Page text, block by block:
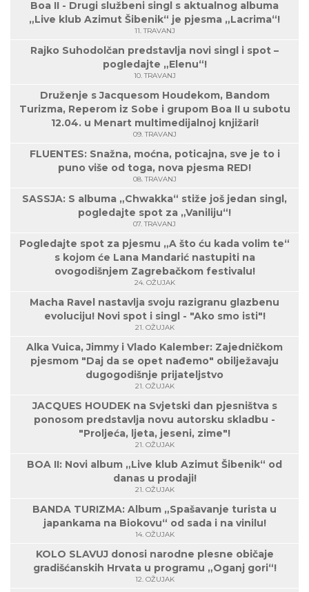
Boa II - Drugi službeni singl s aktualnog albuma
„Live klub Azimut Šibenik“ je pjesma „Lacrima“!
11. TRAVANJ
Rajko Suhodolčan predstavlja novi singl i spot –
pogledajte „Elenu“!
10. TRAVANJ
Druženje s Jacquesom Houdekom, Bandom
Turizma, Reperom iz Sobe i grupom Boa II u subotu
12.04. u Menart multimedijalnoj knjižari!
09. TRAVANJ
FLUENTES: Snažna, moćna, poticajna, sve je to i
puno više od toga, nova pjesma RED!
08. TRAVANJ
SASSJA: S albuma „Chwakka“ stiže još jedan singl,
pogledajte spot za „Vaniliju“!
07. TRAVANJ
Pogledajte spot za pjesmu „A što ću kada volim te“
s kojom će Lana Mandarić nastupiti na
ovogodišnjem Zagrebačkom festivalu!
24. OŽUJAK
Macha Ravel nastavlja svoju razigranu glazbenu
evoluciju! Novi spot i singl - "Ako smo isti"!
21. OŽUJAK
Alka Vuica, Jimmy i Vlado Kalember: Zajedničkom
pjesmom "Daj da se opet nađemo" obilježavaju
dugogodišnje prijateljstvo
21. OŽUJAK
JACQUES HOUDEK na Svjetski dan pjesništva s
ponosom predstavlja novu autorsku skladbu -
"Proljeća, ljeta, jeseni, zime"!
21. OŽUJAK
BOA II: Novi album „Live klub Azimut Šibenik“ od
danas u prodaji!
21. OŽUJAK
BANDA TURIZMA: Album „Spašavanje turista u
japankama na Biokovu“ od sada i na vinilu!
14. OŽUJAK
KOLO SLAVUJ donosi narodne plesne običaje
gradišćanskih Hrvata u programu „Oganj gori“!
12. OŽUJAK